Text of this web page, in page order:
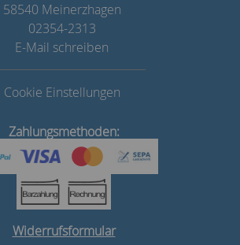
58540 Meinerzhagen
02354-2313
E-Mail schreiben
Cookie Einstellungen
Zahlungsmethoden:
Widerrufsformular